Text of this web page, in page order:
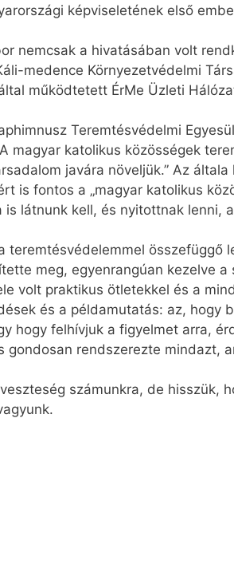
képviseletének első
nemcsak a hivatásában volt
medence Környezetvédelmi
működtetett ÉrMe Üzleti
Teremtésvédelmi
magyar katolikus közösségek
javára növeljük.” Az általa
is fontos a „magyar katolikus
látnunk kell, és nyitottnak lenni,
összefüggő
meg, egyenrangúan kezelve a
volt praktikus ötletekkel és a
és a példamutatás: az, hogy
hogy felhívjuk a figyelmet arra,
gondosan rendszerezte mind­azt,
számunkra, de hisszük,